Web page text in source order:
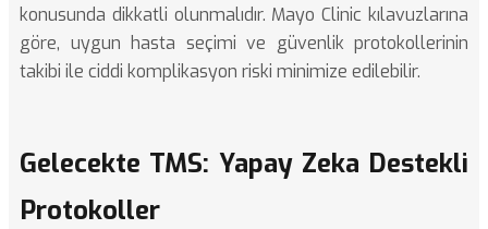
konusunda dikkatli olunmalıdır. Mayo Clinic kılavuzlarına
göre, uygun hasta seçimi ve güvenlik protokollerinin
takibi ile ciddi komplikasyon riski minimize edilebilir.
Gelecekte TMS: Yapay Zeka Destekli
Protokoller